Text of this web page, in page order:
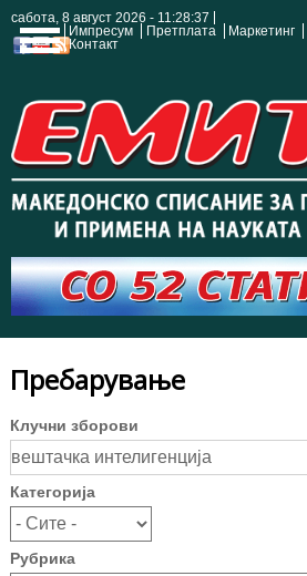
сабота, 8 август 2026 - 11:28:37
Импресум
Претплата Маркетинг
Контакт
Пребарување
Клучни зборови
Категорија
Рубрика